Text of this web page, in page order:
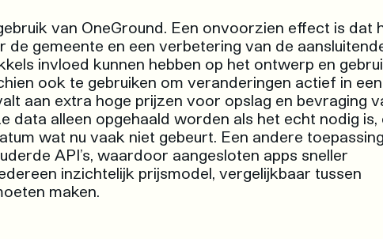
van OneGround. Een onvoorzien effect is dat
gemeente en een verbetering van de
invloed kunnen hebben op het ontwerp en
ook te gebruiken om veranderingen actief in een
aan extra hoge prijzen voor opslag en bevraging
data alleen opgehaald worden als het echt nodig is,
wat nu vaak niet gebeurt. Een andere toepassing
API’s, waardoor aangesloten apps sneller
inzichtelijk prijsmodel, vergelijkbaar tussen
maken.